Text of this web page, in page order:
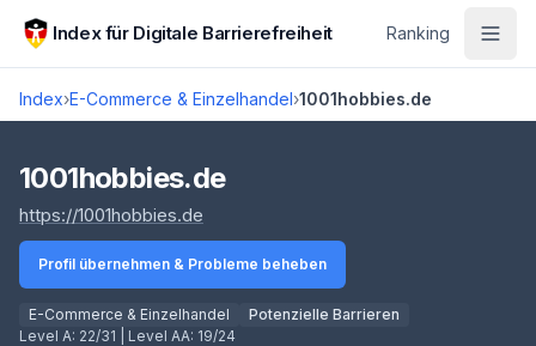
Zum Hauptinhalt springen
Index für Digitale Barrierefreiheit Ranking
Index›E-Commerce & Einzelhandel›1001hobbies.de
Score lädt
1001hobbies.de
https://1001hobbies.de
Profil übernehmen & Probleme beheben
E-Commerce & Einzelhandel
Potenzielle Barrieren
Level A: 22/31 | Level AA: 19/24